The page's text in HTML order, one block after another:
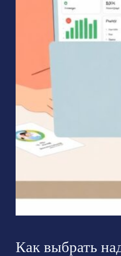
Как выбрать